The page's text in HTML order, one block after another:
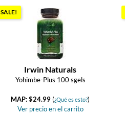
SALE!
Irwin Naturals
Yohimbe-Plus 100 sgels
MAP: $24.99(¿Qué es esto?)
Ver precio en el carrito